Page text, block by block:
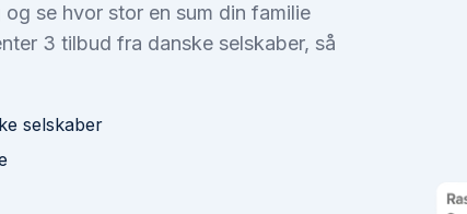
se hvor stor en sum din familie
3 tilbud fra danske selskaber, så
selskaber